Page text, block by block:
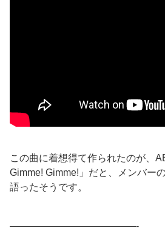
この曲に着想得て作られたのが、
Gimme! Gimme!」だと、メンバー
語ったそうです。
—————————————-